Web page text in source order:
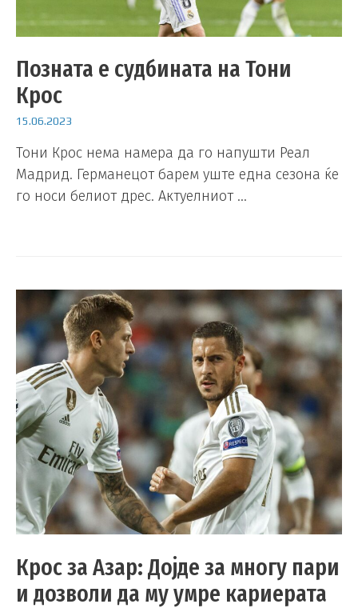
Позната е судбината на Тони
Крос
15.06.2023
Тони Крос нема намера да го напушти Реал
Мадрид. Германецот барем уште една сезона ќе
го носи белиот дрес. Актуелниот …
Крос за Азар: Дојде за многу пари
и дозволи да му умре кариерата